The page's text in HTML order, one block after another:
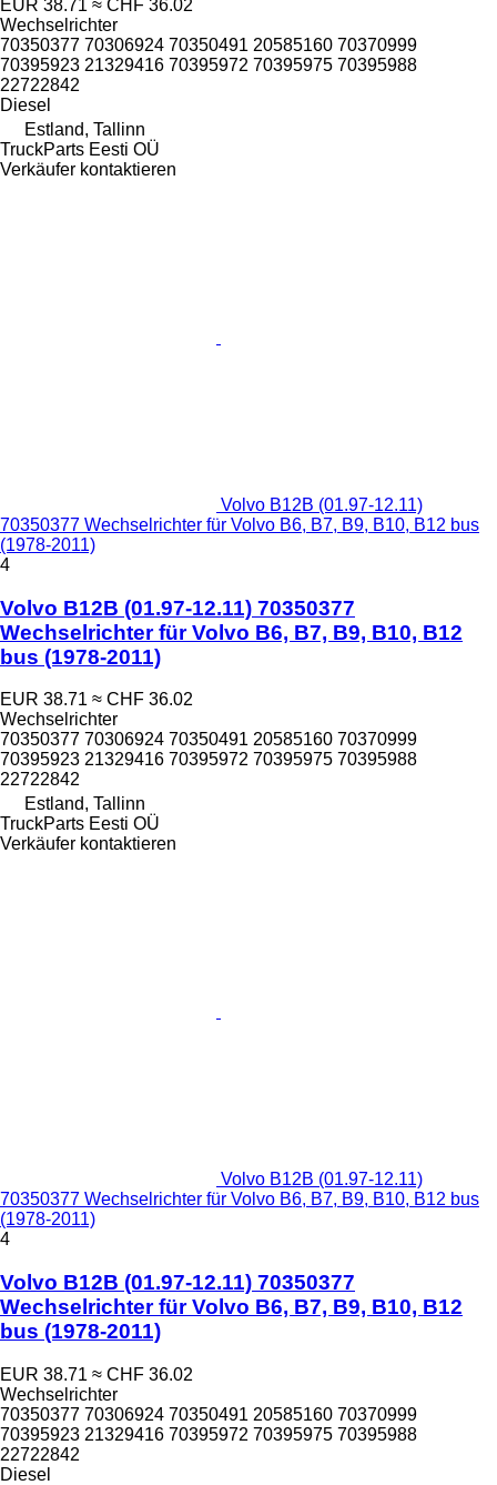
EUR 38.71 ≈ CHF 36.02
Wechselrichter
70350377 70306924 70350491 20585160 70370999
70395923 21329416 70395972 70395975 70395988
22722842
Diesel
Estland, Tallinn
TruckParts Eesti OÜ
Verkäufer kontaktieren
Volvo B12B (01.97-12.11)
70350377 Wechselrichter für Volvo B6, B7, B9, B10, B12 bus
(1978-2011)
4
Volvo B12B (01.97-12.11) 70350377
Wechselrichter für Volvo B6, B7, B9, B10, B12
bus (1978-2011)
EUR 38.71 ≈ CHF 36.02
Wechselrichter
70350377 70306924 70350491 20585160 70370999
70395923 21329416 70395972 70395975 70395988
22722842
Estland, Tallinn
TruckParts Eesti OÜ
Verkäufer kontaktieren
Volvo B12B (01.97-12.11)
70350377 Wechselrichter für Volvo B6, B7, B9, B10, B12 bus
(1978-2011)
4
Volvo B12B (01.97-12.11) 70350377
Wechselrichter für Volvo B6, B7, B9, B10, B12
bus (1978-2011)
EUR 38.71 ≈ CHF 36.02
Wechselrichter
70350377 70306924 70350491 20585160 70370999
70395923 21329416 70395972 70395975 70395988
22722842
Diesel